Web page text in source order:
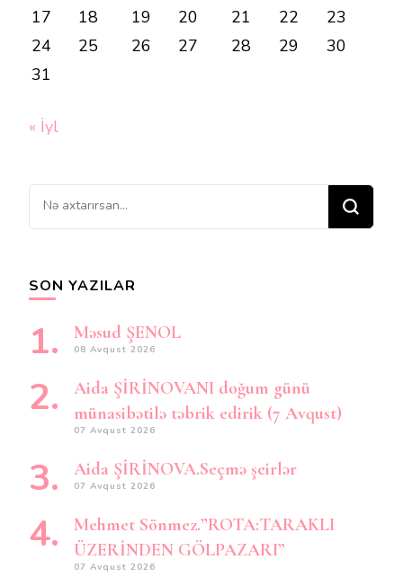
17
18 19 20 21 22
23
24
25 26 27 28 29
30
31
« İyl
Bir
şey
SON YAZILAR
Məsud ŞENOL
08 Avqust 2026
Aida ŞİRİNOVANI doğum günü
münasibətilə təbrik edirik (7 Avqust)
07 Avqust 2026
Aida ŞİRİNOVA.Seçmə şeirlər
07 Avqust 2026
Mehmet Sönmez.”ROTA:TARAKLI
ÜZERİNDEN GÖLPAZARI”
07 Avqust 2026